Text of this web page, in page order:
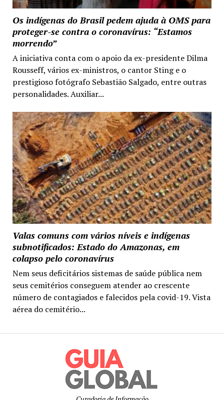
Os indígenas do Brasil pedem ajuda à OMS para
proteger-se contra o coronavírus: “Estamos
morrendo”
A iniciativa conta com o apoio da ex-presidente Dilma
Rousseff, vários ex-ministros, o cantor Sting e o
prestigioso fotógrafo Sebastião Salgado, entre outras
personalidades. Auxiliar...
Valas comuns com vários níveis e indígenas
subnotificados: Estado do Amazonas, em
colapso pelo coronavírus
Nem seus deficitários sistemas de saúde pública nem
seus cemitérios conseguem atender ao crescente
número de contagiados e falecidos pela covid-19. Vista
aérea do cemitério...